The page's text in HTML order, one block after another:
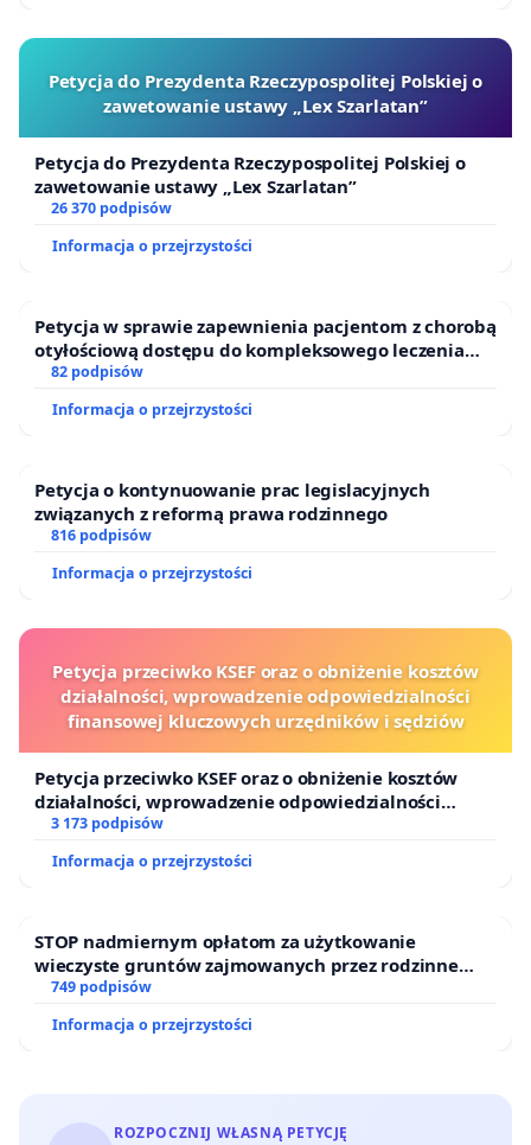
Petycja do Prezydenta Rzeczypospolitej Polskiej o
zawetowanie ustawy „Lex Szarlatan”
Petycja do Prezydenta Rzeczypospolitej Polskiej o
zawetowanie ustawy „Lex Szarlatan”
26 370 podpisów
Informacja o przejrzystości
Petycja w sprawie zapewnienia pacjentom z chorobą
otyłościową dostępu do kompleksowego leczenia
oraz programów profilaktycznych.
82 podpisów
Informacja o przejrzystości
Petycja o kontynuowanie prac legislacyjnych
związanych z reformą prawa rodzinnego
816 podpisów
Informacja o przejrzystości
Petycja przeciwko KSEF oraz o obniżenie kosztów
działalności, wprowadzenie odpowiedzialności
finansowej kluczowych urzędników i sędziów
Petycja przeciwko KSEF oraz o obniżenie kosztów
działalności, wprowadzenie odpowiedzialności
finansowej kluczowych urzędników i sędziów
3 173 podpisów
Informacja o przejrzystości
STOP nadmiernym opłatom za użytkowanie
wieczyste gruntów zajmowanych przez rodzinne
ogrody działkowe.
749 podpisów
Informacja o przejrzystości
ROZPOCZNIJ WŁASNĄ PETYCJĘ